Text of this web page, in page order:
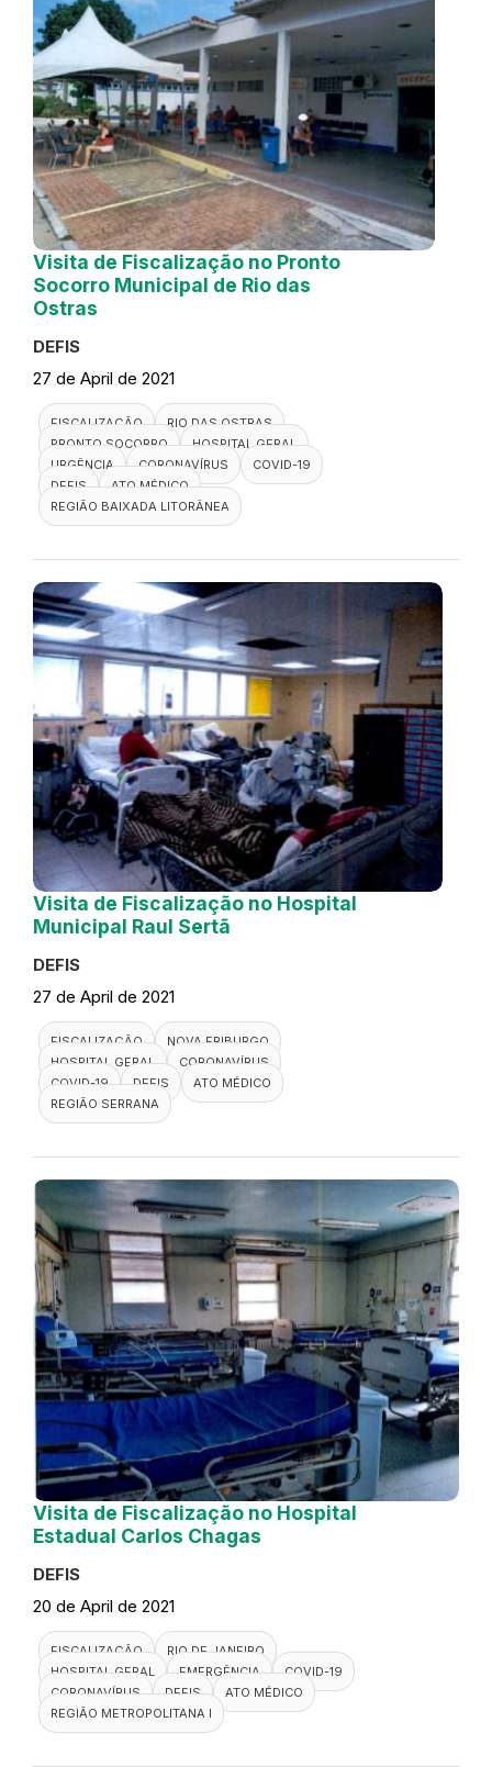
Visita de Fiscalização no Pronto
Socorro Municipal de Rio das
Ostras
DEFIS
27 de April de 2021
FISCALIZAÇÃO
RIO DAS OSTRAS
PRONTO SOCORRO
HOSPITAL GERAL
URGÊNCIA
CORONAVÍRUS
COVID-19
DEFIS
ATO MÉDICO
REGIÃO BAIXADA LITORÂNEA
Visita de Fiscalização no Hospital
Municipal Raul Sertã
DEFIS
27 de April de 2021
FISCALIZAÇÃO
NOVA FRIBURGO
HOSPITAL GERAL
CORONAVÍRUS
COVID-19
DEFIS
ATO MÉDICO
REGIÃO SERRANA
Visita de Fiscalização no Hospital
Estadual Carlos Chagas
DEFIS
20 de April de 2021
FISCALIZAÇÃO
RIO DE JANEIRO
HOSPITAL GERAL
EMERGÊNCIA
COVID-19
CORONAVÍRUS
DEFIS
ATO MÉDICO
REGIÃO METROPOLITANA I